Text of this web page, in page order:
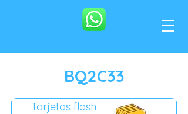
BQ2C33
Tarjetas flash